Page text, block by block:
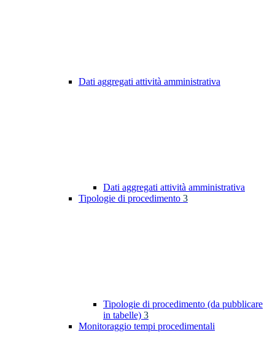
Dati aggregati attività amministrativa
Dati aggregati attività amministrativa
Tipologie di procedimento 3
Tipologie di procedimento (da pubblicare
in tabelle) 3
Monitoraggio tempi procedimentali